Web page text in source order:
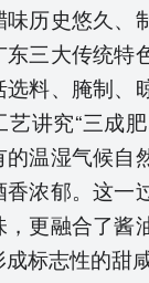
味历史悠久、
东三大传统特
选料、腌制、
讲究“三成
的温湿气候自
浓郁。这一
，更融合了酱
标志性的甜咸